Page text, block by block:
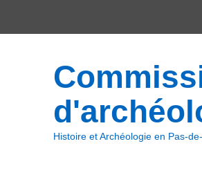
haut
Histoire et Archéologie en Pas-